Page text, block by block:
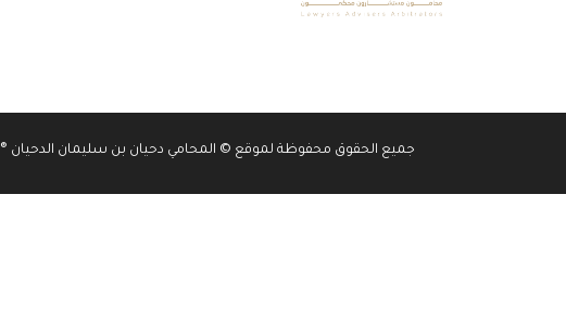
جميع الحقوق محفوظة لموقع © المحامي دحيان بن سليمان الدحيان ®